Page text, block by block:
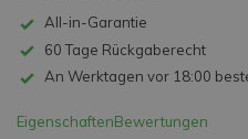
All-in-Garantie
60 Tage Rückgaberecht
An Werktagen vor 18:00
EigenschaftenBewertungen